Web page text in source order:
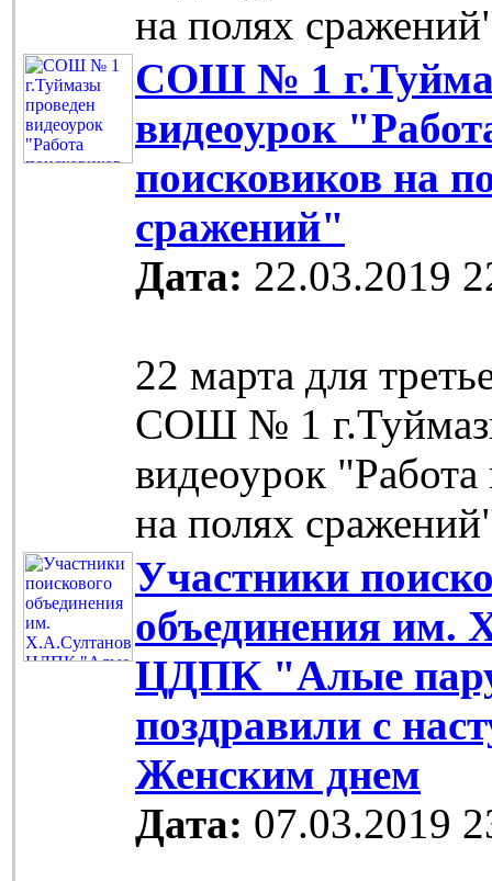
на полях
СОШ № 1
видеоурок
поисковиков на
сражений"
Дата: 22.03.2019
22 марта для
СОШ № 1
видеоурок "Работа
на полях
Участники
объединения им.
ЦДПК "Алые
поздравили с
Женским днем
Дата: 07.03.2019